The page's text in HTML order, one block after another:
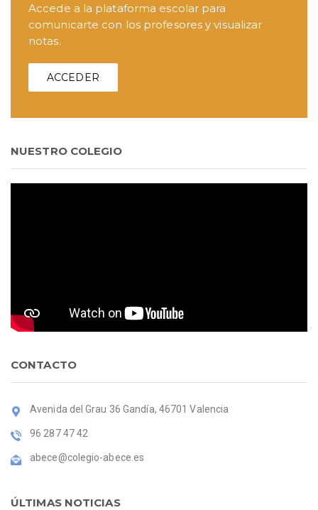
Accede a la plataforma escolar para
comunicarte con los profesores y visualizar
notas.
ACCEDER
NUESTRO COLEGIO
CONTACTO
Avenida del Grau 36 Gandía, 46701 Valencia
96 287 47 42
abece@colegio-abece.es
ÚLTIMAS NOTICIAS